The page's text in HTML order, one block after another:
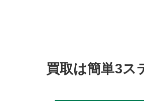
買取は簡単3ス